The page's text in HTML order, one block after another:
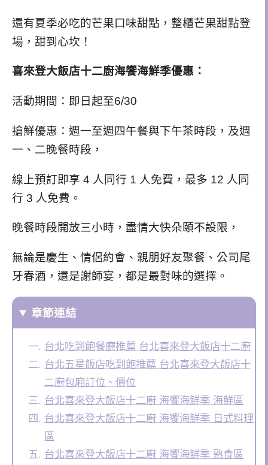
還有夏季必吃的芒果口味甜點，整櫃芒果甜點登
場，甜到心坎！
喜來登大飯店十二廚海饗海鮮季優惠：
活動期間：即日起至6/30
搶鮮優惠：週一至週四午餐與下午茶時段，及週
一、二晚餐時段，
線上預訂即享 4 人同行 1 人免費，最多 12 人同
行 3 人免費。
晚餐時段開放三小時，盡情大快朵頤不設限，
無論是慶生、 情侶約會、親朋好友聚餐、公司尾
牙春酒 ， 還是謝師宴，都是最對味的選擇。
章節連結
台北吃到飽餐廳推薦 台北喜來登大飯店十二廚
台北五星飯店吃到飽推薦 台北喜來登大飯店十
二廚包廂訂位、價位
台北喜來登大飯店十二廚 海饗海鮮季 海鮮區
台北喜來登大飯店十二廚 海饗海鮮季 日式料理
區
台北喜來登大飯店十二廚 海饗海鮮季 熟食區